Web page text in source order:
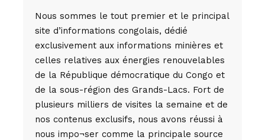
Nous sommes le tout premier et le principal
site d’informations congolais, dédié
exclusivement aux informations minières et
celles relatives aux énergies renouvelables
de la République démocratique du Congo et
de la sous-région des Grands-Lacs. Fort de
plusieurs milliers de visites la semaine et de
nos contenus exclusifs, nous avons réussi à
nous impo¬ser comme la principale source